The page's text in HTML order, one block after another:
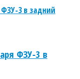
ФЗУ-3 в